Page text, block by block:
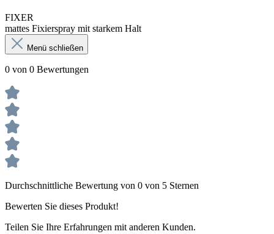
FIXER
mattes Fixierspray mit starkem Halt
Menü schließen
0 von 0 Bewertungen
Durchschnittliche Bewertung von 0 von 5 Sternen
Bewerten Sie dieses Produkt!
Teilen Sie Ihre Erfahrungen mit anderen Kunden.